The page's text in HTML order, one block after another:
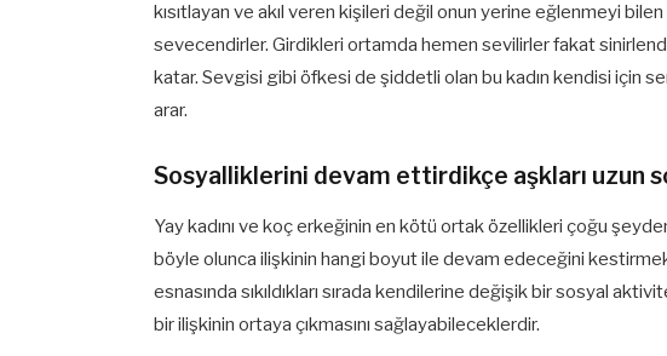
kısıtlayan ve akıl veren kişileri değil onun yerine eğlenmeyi
sevecendirler. Girdikleri ortamda hemen sevilirler fakat
katar. Sevgisi gibi öfkesi de şiddetli olan bu kadın kendisi için
arar.
Sosyalliklerini devam ettirdikçe aşkları uzun
Yay kadını ve koç erkeğinin en kötü ortak özellikleri çoğu şeyden
böyle olunca ilişkinin hangi boyut ile devam edeceğini
esnasında sıkıldıkları sırada kendilerine değişik bir sosyal
bir ilişkinin ortaya çıkmasını sağlayabileceklerdir.